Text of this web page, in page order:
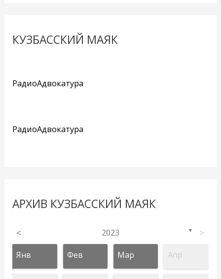
КУЗБАССКИЙ МАЯК
РадиоАдвокатура
РадиоАдвокатура
АРХИВ КУЗБАССКИЙ МАЯК
< 2023 ▼ >
Янв Фев Мар Апр